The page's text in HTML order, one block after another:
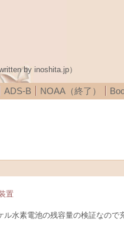
by inoshita.jp）
ADS-B NOAA（終了）
置
水素電池の残容量の検証なので